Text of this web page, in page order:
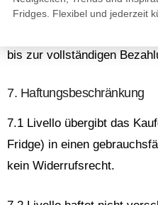
6.7 Das uneingeschränkte
bis zur vollständigen
7. Haftungsbeschränkung
7.1 Livello übergibt das
Fridge) in einen
kein Widerrufsrecht.
Fridges. Flexibel und jederzeit